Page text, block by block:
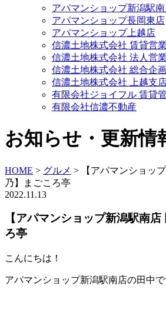
アパマンショップ新潟駅
アパマンショップ長岡東店
アパマンショップ上越店
信濃土地株式会社 賃貸営
信濃土地株式会社 法人営
信濃土地株式会社 総合企
信濃土地株式会社 上越支
有限会社ジョイフル 賃貸
有限会社信濃不動産
お知らせ・更新情
HOME > グルメ >
【アパマンショッ
乃】まごころ亭
2022.11.13
【アパマンショップ新潟駅南
ろ亭
こんにちは！
アパマンショップ新潟駅南店の田中で